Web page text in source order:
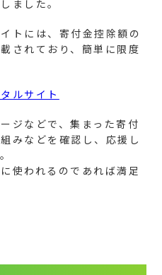
ました。
トには、寄付金控除額の
されており、簡単に限度
ルサイト
ジなどで、集まった寄付
みなどを確認し、応援し
使われるのであれば満足